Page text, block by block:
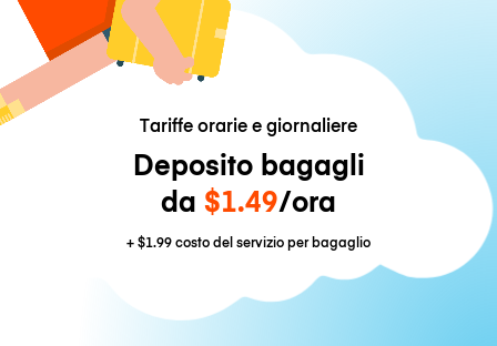
Tariffe orarie e giornaliere
Deposito bagagli
da $1.49/ora
+$1.99costo del servizio per bagaglio